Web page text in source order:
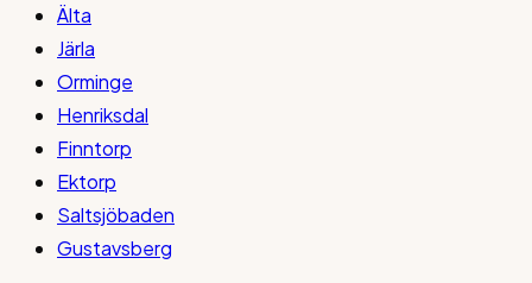
Älta
Järla
Orminge
Henriksdal
Finntorp
Ektorp
Saltsjöbaden
Gustavsberg